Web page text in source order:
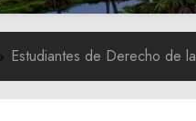
Estudiantes de Derecho de